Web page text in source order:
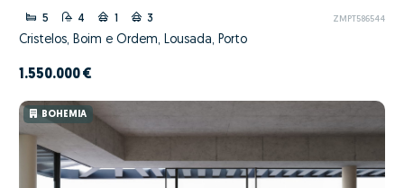
5 4 1 3 ZMPT586544
Cristelos, Boim e Ordem, Lousada, Porto
1.550.000 €
BOHEMIA